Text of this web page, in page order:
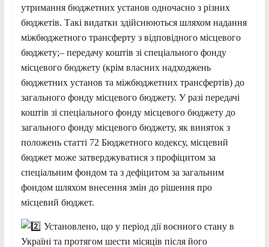
утримання бюджетних установ одночасно з різних
бюджетів. Такі видатки здійснюються шляхом надання
міжбюджетного трансферту з відповідного місцевого
бюджету;– передачу коштів зі спеціального фонду
місцевого бюджету (крім власних надходжень
бюджетних установ та міжбюджетних трансфертів) до
загального фонду місцевого бюджету. У разі передачі
коштів зі спеціального фонду місцевого бюджету до
загального фонду місцевого бюджету, як виняток з
положень статті 72 Бюджетного кодексу, місцевий
бюджет може затверджуватися з профіцитом за
спеціальним фондом та з дефіцитом за загальним
фондом шляхом внесення змін до рішення про
місцевий бюджет.
Установлено, що у період дії воєнного стану в
Україні та протягом шести місяців після його